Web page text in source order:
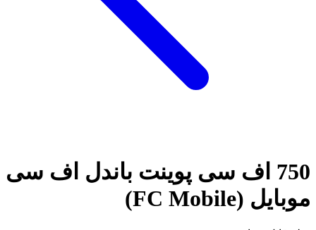
750 اف سی پوینت باندل اف سی
موبایل (FC Mobile)